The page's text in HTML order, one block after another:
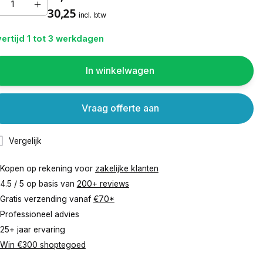
30,25 incl. btw
1 tot 3 werkdagen
In winkelwagen
Vergelijk
Vraag offerte aan
Kopen op rekening voor zakelijke klanten
4.5 / 5 op basis van 200+ reviews
Gratis verzending vanaf €70*
Professioneel advies
25+ jaar ervaring
Win €300 shoptegoed